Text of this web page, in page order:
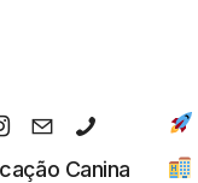
Canina